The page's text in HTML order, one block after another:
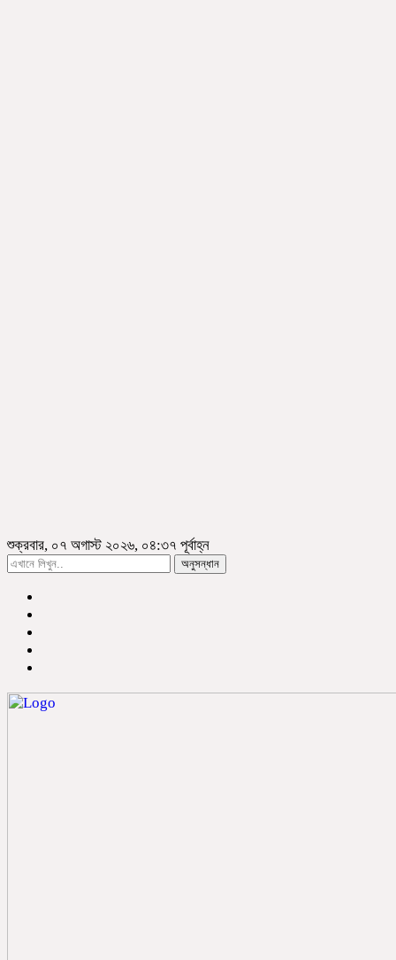
শুক্রবার, ০৭ অগাস্ট ২০২৬, ০৪:৩৭ পূর্বাহ্ন
অনুসন্ধান